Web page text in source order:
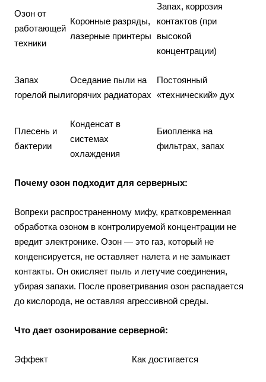
Озон от
работающей
техники
Коронные разряды,
лазерные принтеры
Запах, коррозия
контактов (при
высокой
концентрации)
Запах
горелой пыли
Оседание пыли на
горячих радиаторах
Постоянный
«технический» дух
Плесень и
бактерии
Конденсат в
системах
охлаждения
Биопленка на
фильтрах, запах
Почему озон подходит для серверных:
Вопреки распространенному мифу, кратковременная
обработка озоном в контролируемой концентрации не
вредит электронике. Озон — это газ, который не
конденсируется, не оставляет налета и не замыкает
контакты. Он окисляет пыль и летучие соединения,
убирая запахи. После проветривания озон распадается
до кислорода, не оставляя агрессивной среды.
Что дает озонирование серверной:
Эффект Как достигается